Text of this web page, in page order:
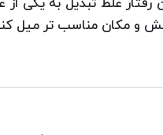
و مکان مناسب تر میل